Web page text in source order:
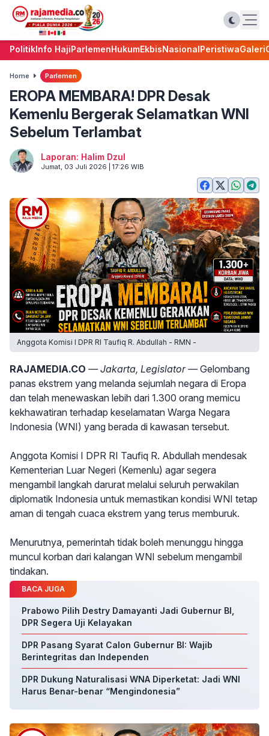
PolitikInfo HajiParlemenHukumEkbisNasionalPeristiwaGaleri
Home Parlemen
EROPA MEMBARA! DPR Desak
Kemenlu Bergerak Selamatkan WNI
Sebelum Terlambat
Laporan: Halim Dzul
Jumat, 03 Juli 2026 | 17:26 WIB
Anggota Komisi I DPR RI Taufiq R. Abdullah - RMN -
RAJAMEDIA.CO — Jakarta, Legislator —Gelombang
panas ekstrem yang melanda sejumlah negara di Eropa
dan telah menewaskan lebih dari 1.300 orang memicu
kekhawatiran terhadap keselamatan Warga Negara
Indonesia (WNI) yang berada di kawasan tersebut.
Anggota Komisi I DPR RI Taufiq R. Abdullah mendesak
Kementerian Luar Negeri (Kemenlu) agar segera
mengambil langkah darurat melalui seluruh perwakilan
diplomatik Indonesia untuk memastikan kondisi WNI tetap
aman di tengah cuaca ekstrem yang terus memburuk.
Menurutnya, pemerintah tidak boleh menunggu hingga
muncul korban dari kalangan WNI sebelum mengambil
tindakan.
BACA JUGA
Prabowo Pilih Destry Damayanti Jadi Gubernur BI,
DPR Segera Uji Kelayakan
DPR Pasang Syarat Calon Gubernur BI: Wajib
Berintegritas dan Independen
DPR Dukung Naturalisasi WNA Diperketat: Jadi WNI
Harus Benar-benar “Mengindonesia”